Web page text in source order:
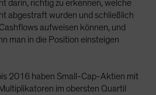
darin, richtig zu erkennen, welche
abgestraft wurden und schließlich
aufweisen können, und
man in die Position einsteigen
2016 haben Small-Cap-Aktien mit
im obersten Quartil